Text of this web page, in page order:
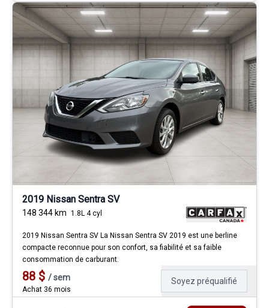
2019 Nissan Sentra SV
148 344 km 1.8L 4 cyl
2019 Nissan Sentra SV La Nissan Sentra SV 2019 est une berline
compacte reconnue pour son confort, sa fiabilité et sa faible
consommation de carburant.
88 $ /sem
Achat 36 mois
Soyez préqualifié